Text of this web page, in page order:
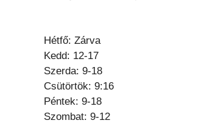
Hétfő: Zárva
Kedd: 12-17
Szerda: 9-18
Csütörtök: 9:16
Péntek: 9-18
Szombat: 9-12